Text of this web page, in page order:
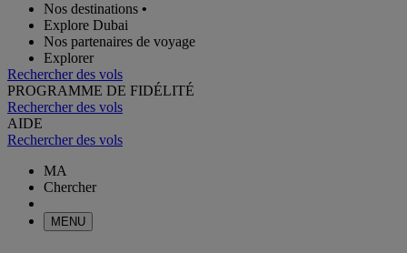
Nos destinations •
Explore Dubai
Nos partenaires de voyage
Explorer
Rechercher des vols
PROGRAMME DE FIDÉLITÉ
Rechercher des vols
AIDE
Rechercher des vols
MA
Chercher
MENU